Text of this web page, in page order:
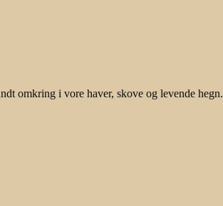
omkring i vore haver, skove og levende hegn.